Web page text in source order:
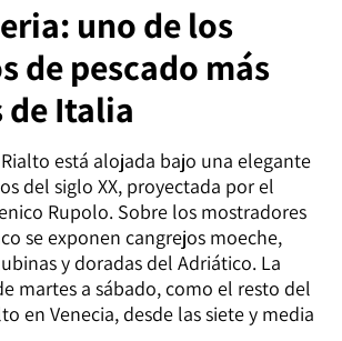
uno de los
de pescado más
Italia
está alojada bajo una elegante
del siglo XX, proyectada por el
Rupolo. Sobre los mostradores
se exponen cangrejos moeche,
y doradas del Adriático. La
martes a sábado, como el resto del
en Venecia, desde las siete y media